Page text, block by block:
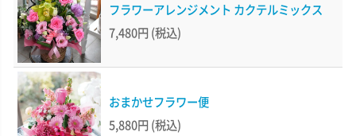
フラワーアレンジメント カクテルミックス
7,480円 (税込)
おまかせフラワー便
5,880円 (税込)